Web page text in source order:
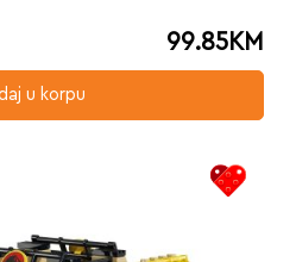
99.85KM
u korpu